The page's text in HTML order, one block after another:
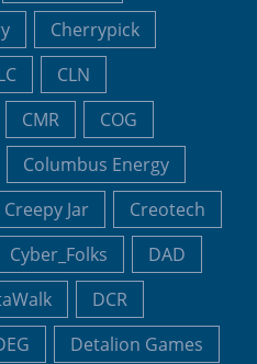
Cherrypick
CLN
CMR
COG
Columbus Energy
Creepy Jar
Creotech
Cyber_Folks
DAD
DCR
Detalion Games